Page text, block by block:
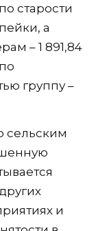
старости
а
– 1 891,84
группу –
сельским
и